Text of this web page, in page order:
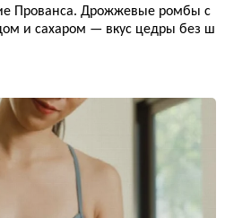
Прованса. Дрожжевые ромбы с
и сахаром — вкус цедры без ш